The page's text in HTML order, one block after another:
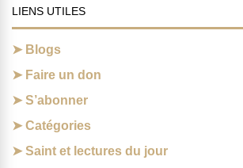
LIENS UTILES
Blogs
Faire un don
S’abonner
Catégories
Saint et lectures du jour